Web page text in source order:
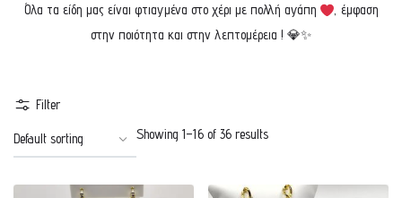
Όλα τα είδη μας είναι φτιαγμένα στο χέρι με πολλή αγάπη
, έμφαση
στην ποιότητα και στην λεπτομέρεια ! 💎✨
Filter
Showing 1–16 of 36 results